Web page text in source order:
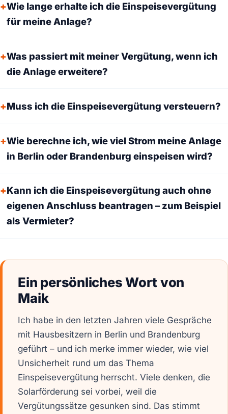
Wie lange erhalte ich die Einspeisevergütung
für meine Anlage?
Was passiert mit meiner Vergütung, wenn ich
die Anlage erweitere?
Muss ich die Einspeisevergütung versteuern?
Wie berechne ich, wie viel Strom meine Anlage
in Berlin oder Brandenburg einspeisen wird?
Kann ich die Einspeisevergütung auch ohne
eigenen Anschluss beantragen – zum Beispiel
als Vermieter?
Ein persönliches Wort von
Maik
Ich habe in den letzten Jahren viele Gespräche
mit Hausbesitzern in Berlin und Brandenburg
geführt – und ich merke immer wieder, wie viel
Unsicherheit rund um das Thema
Einspeisevergütung herrscht. Viele denken, die
Solarförderung sei vorbei, weil die
Vergütungssätze gesunken sind. Das stimmt